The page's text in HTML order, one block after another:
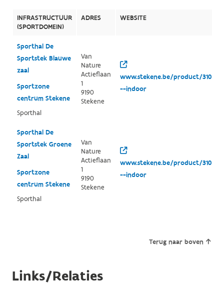
INFRASTRUCTUUR
(SPORTDOMEIN)
ADRES WEBSITE
Sporthal De
Sportstek Blauwe
zaal
Sportzone
centrum Stekene
Sporthal
Van
Nature
Actieflaan
1
9190
Stekene
www.stekene.be/product/310/
--indoor
Sporthal De
Sportstek Groene
Zaal
Sportzone
centrum Stekene
Sporthal
Van
Nature
Actieflaan
1
9190
Stekene
www.stekene.be/product/310/
--indoor
Terug naar boven
Links/Relaties